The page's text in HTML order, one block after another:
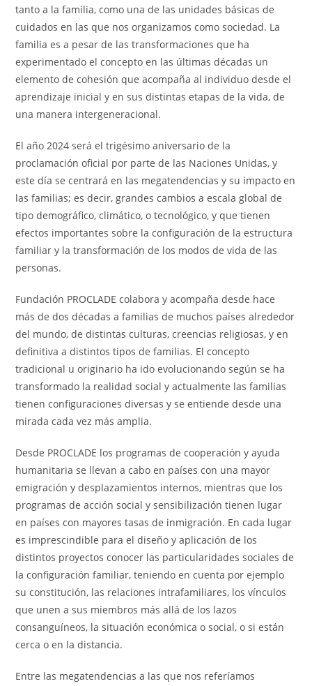
tanto a la familia, como una de las unidades básicas de
cuidados en las que nos organizamos como sociedad. La
familia es a pesar de las transformaciones que ha
experimentado el concepto en las últimas décadas un
elemento de cohesión que acompaña al individuo desde el
aprendizaje inicial y en sus distintas etapas de la vida, de
una manera intergeneracional.
El año 2024 será el trigésimo aniversario de la
proclamación oficial por parte de las Naciones Unidas, y
este día se centrará en las megatendencias y su impacto en
las familias; es decir, grandes cambios a escala global de
tipo demográfico, climático, o tecnológico, y que tienen
efectos importantes sobre la configuración de la estructura
familiar y la transformación de los modos de vida de las
personas.
Fundación PROCLADE colabora y acompaña desde hace
más de dos décadas a familias de muchos países alrededor
del mundo, de distintas culturas, creencias religiosas, y en
definitiva a distintos tipos de familias. El concepto
tradicional u originario ha ido evolucionando según se ha
transformado la realidad social y actualmente las familias
tienen configuraciones diversas y se entiende desde una
mirada cada vez más amplia.
Desde PROCLADE los programas de cooperación y ayuda
humanitaria se llevan a cabo en países con una mayor
emigración y desplazamientos internos, mientras que los
programas de acción social y sensibilización tienen lugar
en países con mayores tasas de inmigración. En cada lugar
es imprescindible para el diseño y aplicación de los
distintos proyectos conocer las particularidades sociales de
la configuración familiar, teniendo en cuenta por ejemplo
su constitución, las relaciones intrafamiliares, los vínculos
que unen a sus miembros más allá de los lazos
consanguíneos, la situación económica o social, o si están
cerca o en la distancia.
Entre las megatendencias a las que nos referíamos